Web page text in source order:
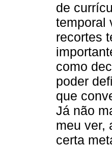
de
temporal
recortes
como
poder
que
Já não
meu ver,
certa